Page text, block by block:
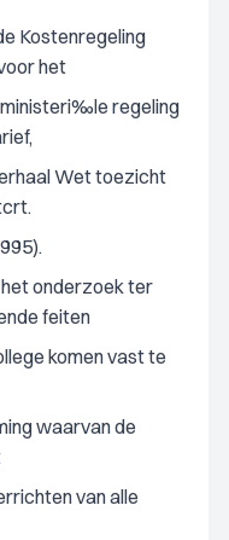
Kostenregeling
het
ministeri‰le regeling
Wet toezicht
het onderzoek ter
feiten
komen vast te
waarvan de
van alle